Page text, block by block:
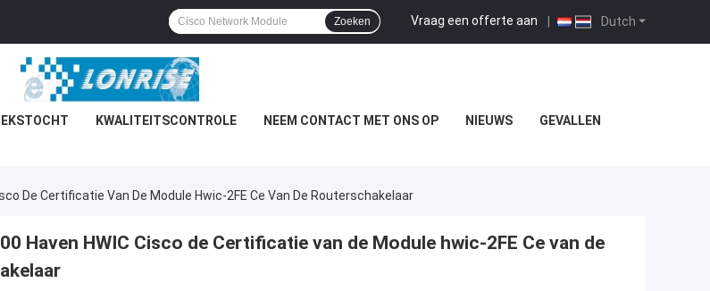
Dutch
Vraag een offerte aan |
Zoeken
KWALITEITSCONTROLE NEEM CONTACT MET ONS OP NIEUWS GEVALLEN
De Certificatie Van De Module Hwic-2FE Ce Van De Routerschakelaar
Haven HWIC Cisco de Certificatie van de Module hwic-2FE Ce van de